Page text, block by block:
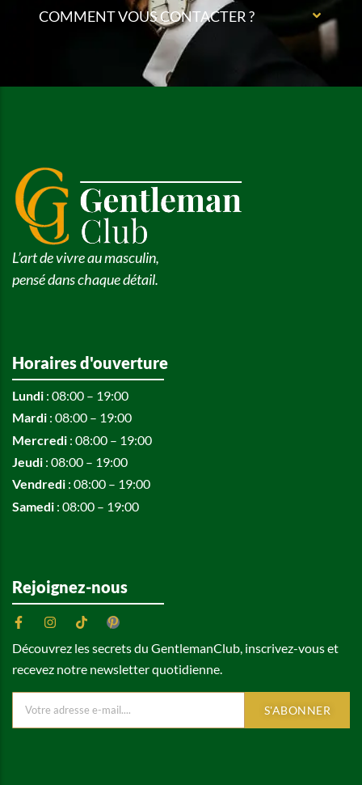
COMMENT VOUS CONTACTER ?
L’art de vivre au masculin,
pensé dans chaque détail.
Horaires d'ouverture
Lundi : 08:00 – 19:00
Mardi : 08:00 – 19:00
Mercredi : 08:00 – 19:00
Jeudi : 08:00 – 19:00
Vendredi : 08:00 – 19:00
Samedi : 08:00 – 19:00
Rejoignez-nous
Découvrez les secrets du GentlemanClub, inscrivez-vous et
recevez notre newsletter quotidienne.
S'ABONNER